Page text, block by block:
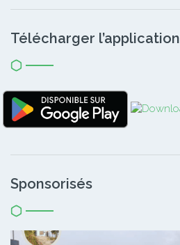
Télécharger l’application
Sponsorisés